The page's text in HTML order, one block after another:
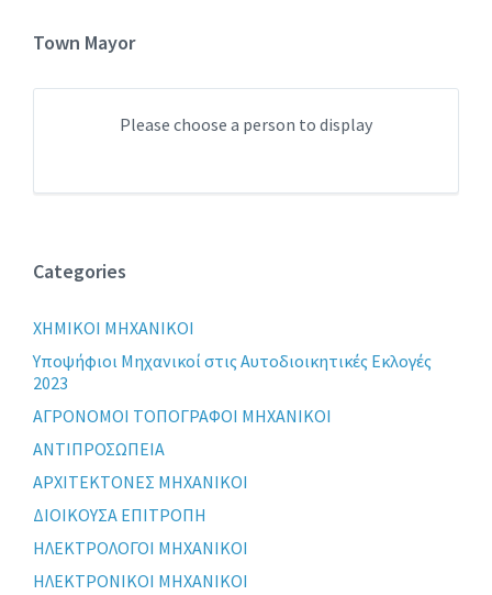
Town Mayor
Please choose a person to display
Categories
XHMIKOI MHXANIKOI
Yποψήφιοι Μηχανικοί στις Αυτοδιοικητικές Εκλογές
2023
ΑΓΡΟΝΟΜΟΙ ΤΟΠΟΓΡΑΦΟΙ ΜΗΧΑΝΙΚΟΙ
ΑΝΤΙΠΡΟΣΩΠΕΙΑ
ΑΡΧΙΤΕΚΤΟΝΕΣ ΜΗΧΑΝΙΚΟΙ
ΔΙΟΙΚΟΥΣΑ ΕΠΙΤΡΟΠΗ
ΗΛΕΚΤΡΟΛΟΓΟΙ ΜΗΧΑΝΙΚΟΙ
ΗΛΕΚΤΡΟΝΙΚΟΙ ΜΗΧΑΝΙΚΟΙ